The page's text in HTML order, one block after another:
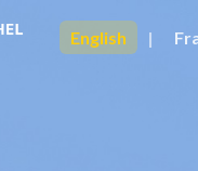
English |